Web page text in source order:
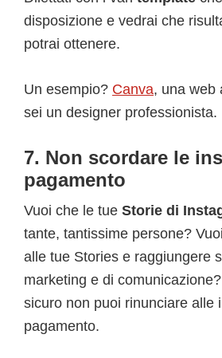
disposizione e vedrai che
potrai ottenere.
Un esempio? Canva, una web
sei un designer professionista.
7. Non scordare le
pagamento
Vuoi che le tue Storie di
tante, tantissime persone?
alle tue Stories e raggiungere
marketing e di
sicuro non puoi rinunciare alle
pagamento.